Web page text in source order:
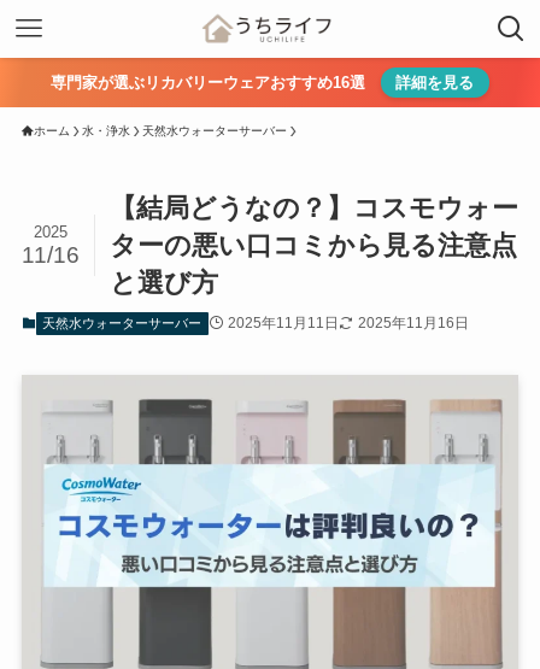
専門家が選ぶリカバリーウェアおすすめ16選 詳細を見る
ホーム 水・浄水 天然水ウォーターサーバー
【結局どうなの？】コスモウォー
ターの悪い口コミから見る注意点
と選び方
2025
11/16
天然水ウォーターサーバー 2025年11月11日 2025年11月16日